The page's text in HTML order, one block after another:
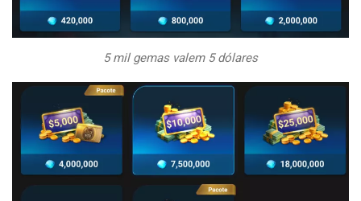
5 mil gemas valem 5 dólares